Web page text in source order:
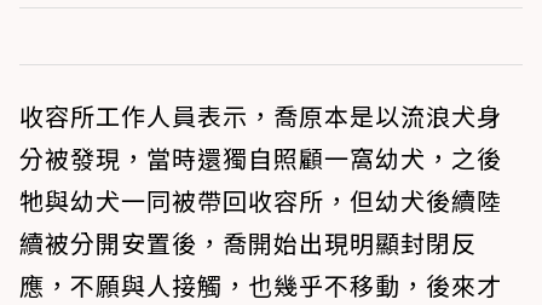
收容所工作人員表示，喬原本是以流浪犬身
分被發現，當時還獨自照顧一窩幼犬，之後
牠與幼犬一同被帶回收容所，但幼犬後續陸
續被分開安置後，喬開始出現明顯封閉反
應，不願與人接觸，也幾乎不移動，後來才